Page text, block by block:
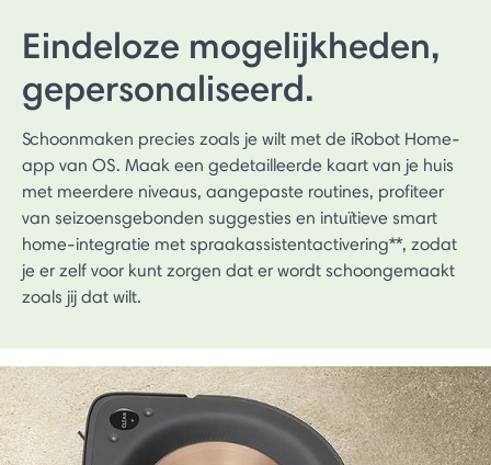
Eindeloze mogelijkheden,
gepersonaliseerd.
Schoonmaken precies zoals je wilt met de iRobot Home-
app van OS. Maak een gedetailleerde kaart van je huis
met meerdere niveaus, aangepaste routines, profiteer
van seizoensgebonden suggesties en intuïtieve smart
home-integratie met spraakassistentactivering**, zodat
je er zelf voor kunt zorgen dat er wordt schoongemaakt
zoals jij dat wilt.